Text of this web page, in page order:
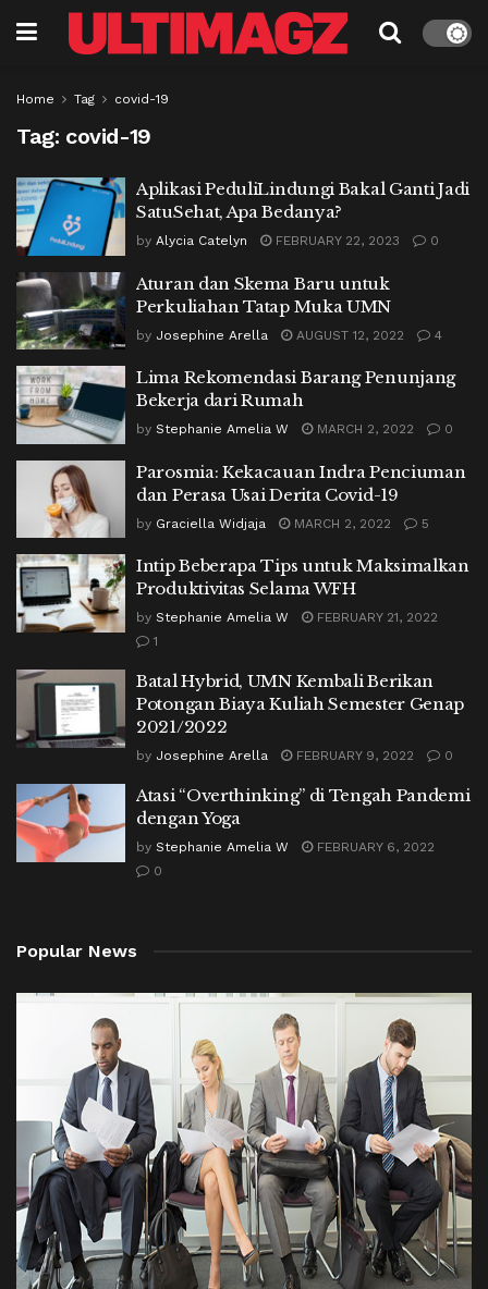
Home Tag covid-19
Tag: covid-19
Aplikasi PeduliLindungi Bakal Ganti Jadi
SatuSehat, Apa Bedanya?
by Alycia Catelyn FEBRUARY 22, 2023 0
Aturan dan Skema Baru untuk
Perkuliahan Tatap Muka UMN
by Josephine Arella AUGUST 12, 2022 4
Lima Rekomendasi Barang Penunjang
Bekerja dari Rumah
by Stephanie Amelia W MARCH 2, 2022 0
Parosmia: Kekacauan Indra Penciuman
dan Perasa Usai Derita Covid-19
by Graciella Widjaja MARCH 2, 2022 5
Intip Beberapa Tips untuk Maksimalkan
Produktivitas Selama WFH
by Stephanie Amelia W
FEBRUARY 21, 2022
1
Batal Hybrid, UMN Kembali Berikan
Potongan Biaya Kuliah Semester Genap
2021/2022
by Josephine Arella FEBRUARY 9, 2022 0
Atasi “Overthinking” di Tengah Pandemi
dengan Yoga
by Stephanie Amelia W
FEBRUARY 6, 2022
0
Popular News